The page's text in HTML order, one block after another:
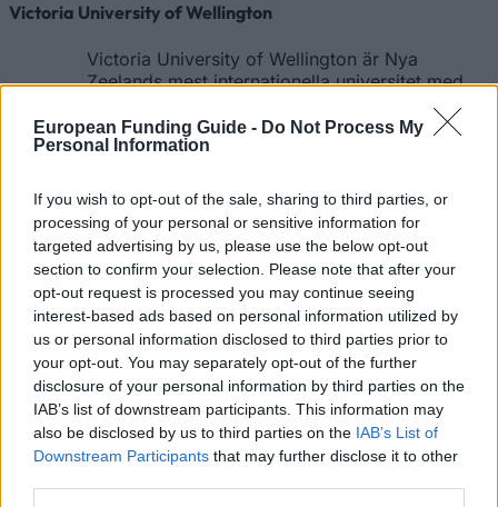
European Funding Guide - Do Not Process My
Personal Information
If you wish to opt-out of the sale, sharing to third parties, or
processing of your personal or sensitive information for
targeted advertising by us, please use the below opt-out
section to confirm your selection. Please note that after your
opt-out request is processed you may continue seeing
interest-based ads based on personal information utilized by
us or personal information disclosed to third parties prior to
your opt-out. You may separately opt-out of the further
disclosure of your personal information by third parties on the
IAB’s list of downstream participants. This information may
also be disclosed by us to third parties on the IAB’s List of
Downstream Participants that may further disclose it to other
Victoria University of Wellington
Victoria University of Wellington är Nya
Zeelands mest internationella universitet med
22 000 studenter inklusive 3 000 studenter från
över 100 länder. Victoria är känt för sina
forskningsprogram av hög kaliber, det verkliga
i Nya Zeelands huvudstad. Du kommer att vara
i Nya Zeelands kreativa hjärta och lär dig av Victorias
världsklasslärare. Wellington är också landets
kulturhuvudstad. Konst, musik, cafésamhälle och en hel
värld av kreativitet packas alla in i en kompakt, livlig och
vänlig stad, märkt världens coolaste lilla huvudstad av
Lonely Planet. Lär dig mer omVictoria University.
AUT - Auckland University of Technology
AUT - Auckland University of Technology är
ett modernt och livfullt universitet beläget i
hjärtat av Auckland, Nya Zeelands största stad.
Med mer än 26 000 studenter och 4 000